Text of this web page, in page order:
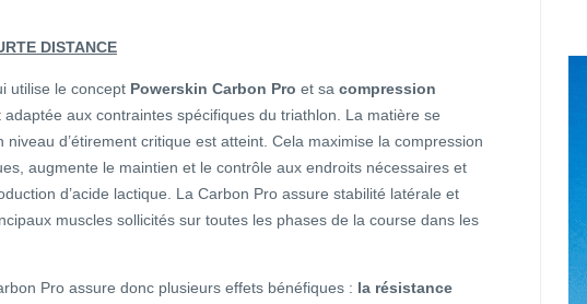
DISTANCE
utilise le concept Powerskin Carbon Pro et sa compression
adaptée aux contraintes spécifiques du triathlon. La matière se
niveau d’étirement critique est atteint. Cela maximise la compression
augmente le maintien et le contrôle aux endroits nécessaires et
d’acide lactique. La Carbon Pro assure stabilité latérale et
muscles sollicités sur toutes les phases de la course dans les
Pro assure donc plusieurs effets bénéfiques : la résistance